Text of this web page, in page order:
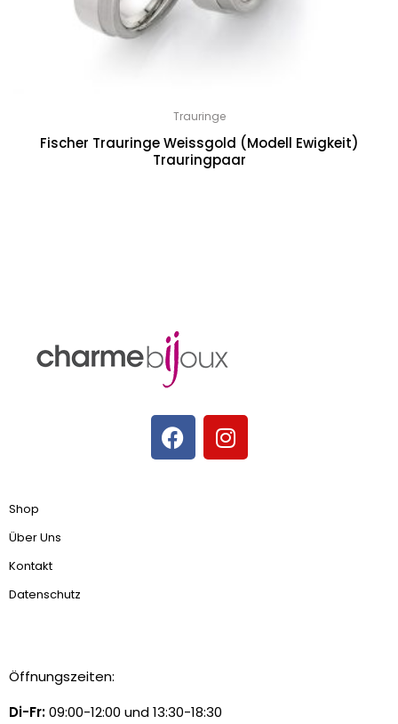
Trauringe
Fischer Trauringe Weissgold (Modell Ewigkeit)
Trauringpaar
Shop
Über Uns
Kontakt
Datenschutz
Öffnungszeiten:
Di-Fr:09:00-12:00 und 13:30-18:30